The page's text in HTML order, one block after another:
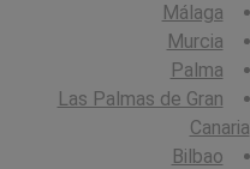
Málaga
Murcia
Palma
Las Palmas de Gran
Canaria
Bilbao